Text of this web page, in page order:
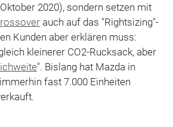
2020), sondern setzen mit
auch auf das "Rightsizing"-
Kunden aber erklären muss:
kleinerer CO2-Rucksack, aber
". Bislang hat Mazda in
fast 7.000 Einheiten